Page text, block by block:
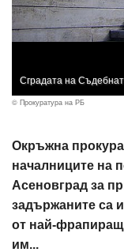
Сградата на
© Прокуратура на РБ
Окръжна
началниците на
Асеновград за
задържаните са
от най-
им...